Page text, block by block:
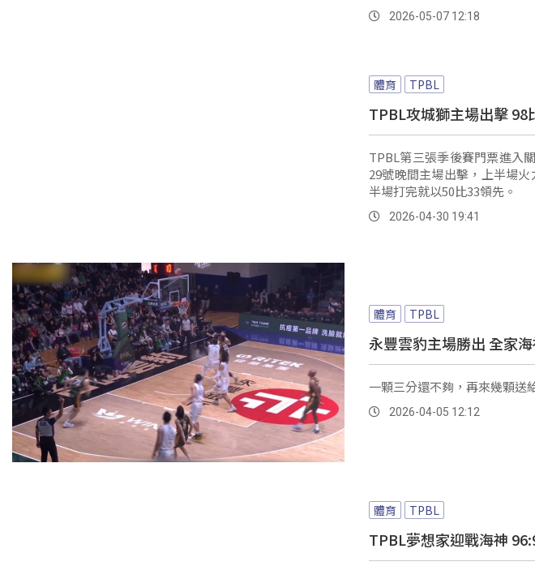
2026-05-07 12:18
體育 TPBL
TPBL攻城獅主場出擊 98
TPBL第三張季後賽門票進入
29號晚間主場出擊，上半場
半場打完就以50比33領先。
2026-04-30 19:41
體育 TPBL
永豐雲豹主場勝出 全家
一顆三分還不夠，再來幾顆送
2026-04-05 12:12
體育 TPBL
TPBL夢想家迎戰海神